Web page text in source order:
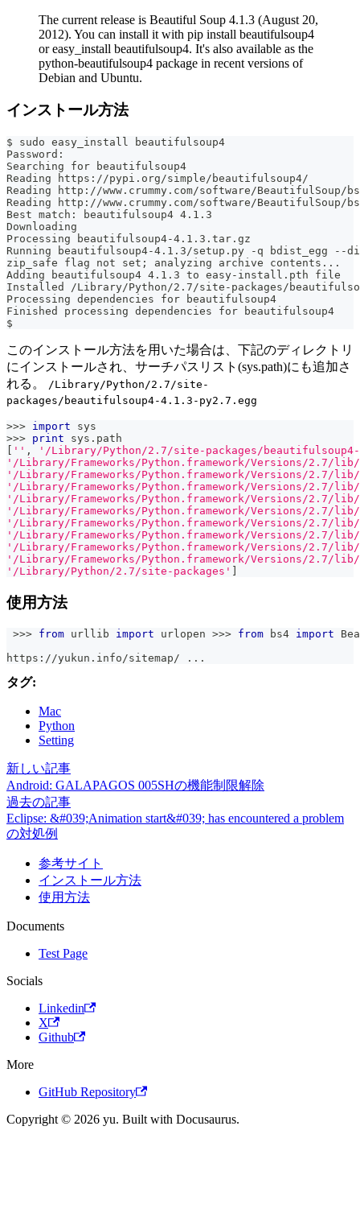
The current release is Beautiful Soup 4.1.3 (August 20,
2012). You can install it with pip install beautifulsoup4
or easy_install beautifulsoup4. It's also available as the
python-beautifulsoup4 package in recent versions of
Debian and Ubuntu.
インストール方法
$ sudo easy_install beautifulsoup4
Password:
Searching for beautifulsoup4
Reading https://pypi.org/simple/beautifulsoup4/
Reading http://www.crummy.com/software/BeautifulSoup/
Reading http://www.crummy.com/software/BeautifulSoup/
Best match: beautifulsoup4 4.1.3
Downloading
Processing beautifulsoup4-4.1.3.tar.gz
Running beautifulsoup4-4.1.3/setup.py -q bdist_egg --
zip_safe flag not set; analyzing archive contents...
Adding beautifulsoup4 4.1.3 to easy-install.pth file
Installed /Library/Python/2.7/site-packages/
Processing dependencies for beautifulsoup4
Finished processing dependencies for beautifulsoup4
$
このインストール方法を用いた場合は、下記のディレクトリ
にインストールされ、サーチパスリスト(sys.path)にも追加さ
れる。
/Library/Python/2.7/site-
packages/beautifulsoup4-4.1.3-py2.7.egg
>>> import sys
>>> print sys . path
'' ,
'/Library/Python/2.7/site-packages/
'/Library/Frameworks/Python.framework/Versions/2.7/
'/Library/Frameworks/Python.framework/Versions/2.7/
'/Library/Frameworks/Python.framework/Versions/2.7/
'/Library/Frameworks/Python.framework/Versions/2.7/
'/Library/Frameworks/Python.framework/Versions/2.7/
'/Library/Frameworks/Python.framework/Versions/2.7/
'/Library/Frameworks/Python.framework/Versions/2.7/
'/Library/Frameworks/Python.framework/Versions/2.7/
'/Library/Frameworks/Python.framework/Versions/2.7/
'/Library/Python/2.7/site-packages'
使用方法
>>> from urllib import urlopen >>> from bs4 import
https : //yukun . info/sitemap/ . . .
タグ:
Mac
Python
Setting
新しい記事
Android: GALAPAGOS 005SHの機能制限解除
過去の記事
Eclipse: &#039;Animation start&#039; has encountered a problem
の対処例
参考サイト
インストール方法
使用方法
Documents
Test Page
Socials
Linkedin
X
Github
More
GitHub Repository
Copyright © 2026 yu. Built with Docusaurus.